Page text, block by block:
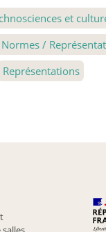
et
Normes /
Représentations